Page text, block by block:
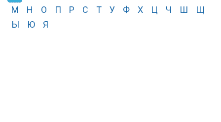
М
Н О П Р С Т У Ф Х Ц Ч Ш
Щ
Ы
Ю Я